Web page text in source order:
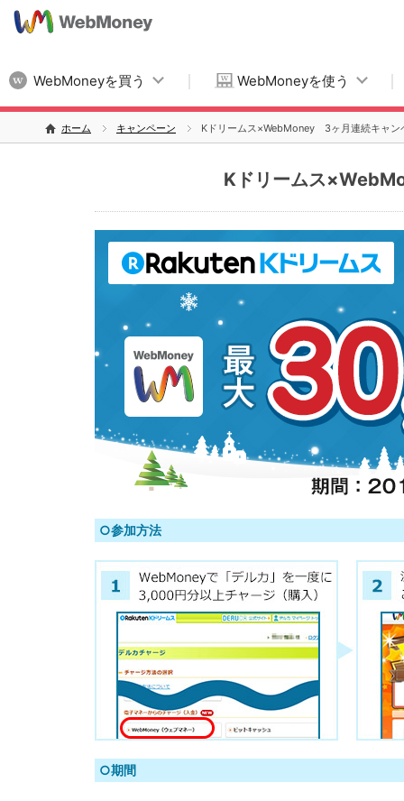
WebMoneyを買う WebMoneyを使う
ホーム キャンペーン Kドリームス×WebMoney 3ヶ月連続キャン
Kドリームス
○参加方法
○期間